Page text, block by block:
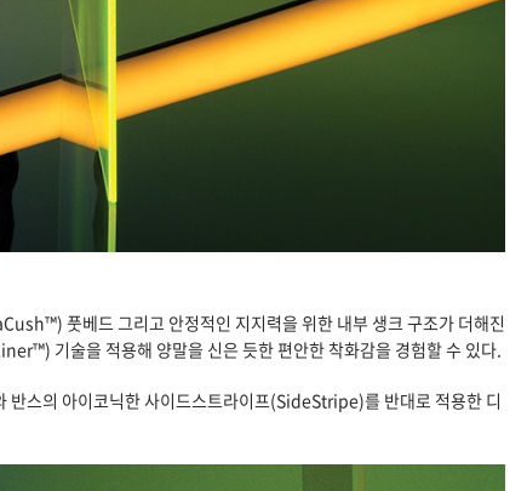
풋베드 그리고 안정적인 지지력을 위한 내부 생크 구조가 더해진
기술을 적용해 양말을 신은 듯한 편안한 착화감을 경험할 수 있다.
반스의 아이코닉한 사이드스트라이프(SideStripe)를 반대로 적용한 디